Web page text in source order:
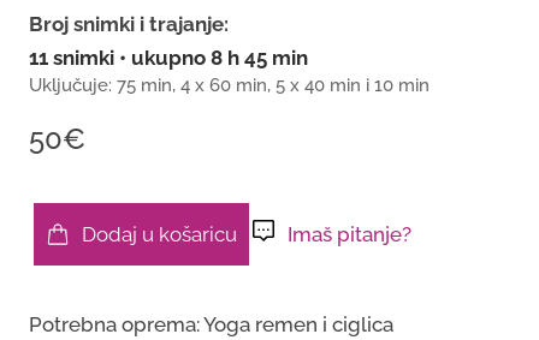
Broj snimki i trajanje:
11 snimki • ukupno 8 h 45 min
Uključuje: 75 min, 4 x 60 min, 5 x 40 min i 10 min
50€
količina
Dodaj u košaricu Imaš pitanje?
Potrebna oprema: Yoga remen i ciglica